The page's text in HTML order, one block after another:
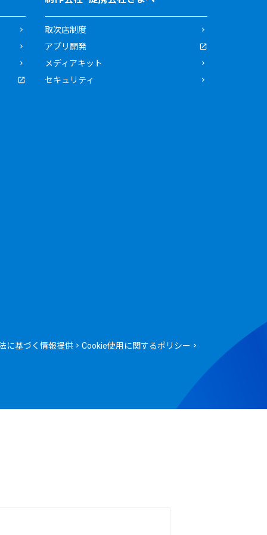
取次店制度
アプリ開発
メディアキット
セキュリティ
に基づく情報提供 Cookie使用に関するポリシー